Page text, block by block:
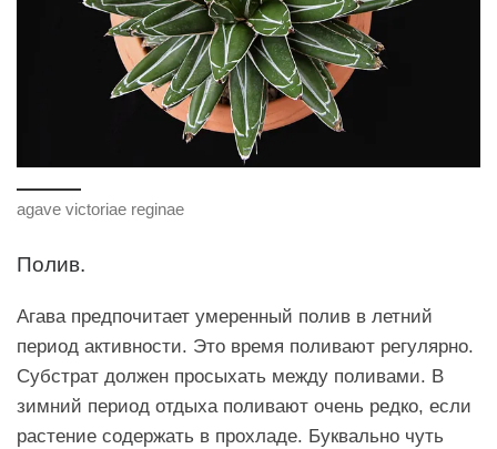
agave victoriae reginae
Полив.
Агава предпочитает умеренный полив в летний
период активности. Это время поливают регулярно.
Субстрат должен просыхать между поливами. В
зимний период отдыха поливают очень редко, если
растение содержать в прохладе. Буквально чуть